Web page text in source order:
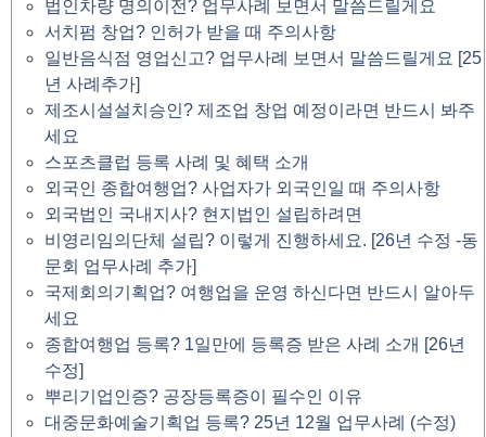
법인차량 명의이전? 업무사례 보면서 말씀드릴게요
서치펌 창업? 인허가 받을 때 주의사항
일반음식점 영업신고? 업무사례 보면서 말씀드릴게요 [25
년 사례추가]
제조시설설치승인? 제조업 창업 예정이라면 반드시 봐주
세요
스포츠클럽 등록 사례 및 혜택 소개
외국인 종합여행업? 사업자가 외국인일 때 주의사항
외국법인 국내지사? 현지법인 설립하려면
비영리임의단체 설립? 이렇게 진행하세요. [26년 수정 -동
문회 업무사례 추가]
국제회의기획업? 여행업을 운영 하신다면 반드시 알아두
세요
종합여행업 등록? 1일만에 등록증 받은 사례 소개 [26년
수정]
뿌리기업인증? 공장등록증이 필수인 이유
대중문화예술기획업 등록? 25년 12월 업무사례 (수정)